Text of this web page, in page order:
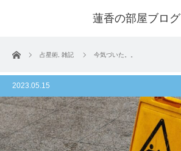
蓮香の部屋ブログ
ホーム 占星術 雑記 今気づいた。。
2023.05.15